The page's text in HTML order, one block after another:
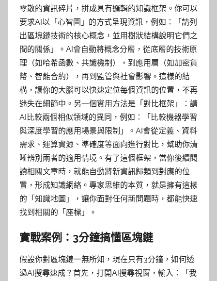
零散的資訊碎片，拼成具有邏輯的知識框架。你可以
要求AI以「心智圖」的方式呈現資訊，例如：「請列
出區塊鏈技術的核心概念，並用樹狀結構說明它們之
間的關係」。AI會自動將概念分層，從底層的技術原
理（如哈希函數、共識機制），到應用層（如加密貨
幣、智能合約），再到監管與社會影響。這樣的結
構，讓你的大腦可以快速定位每個資訊的位置，不再
迷失在細節中。另一個實用方法是「對比框架」：請
AI比較兩個相似領域的異同，例如：「比較機器學習
與深度學習的應用場景與限制」。AI會從定義、資料
需求、運算資源、準確度等面向進行對比，幫助你清
晰辨別兩者的適用情境。有了這個框架，當你後續閱
讀相關文章時，就能自動將新資訊歸類到對應的位
置，形成知識網絡。專家思維的本質，就是擁有這樣
的「知識地圖」，讓你面對任何新問題時，都能快速
找到相關的「座標」。
實戰案例：3分鐘搞懂區塊鏈
假設你對區塊鏈一無所知，現在只有3分鐘，如何透
過AI搜尋速成？首先，打開AI搜尋視窗，輸入：「我